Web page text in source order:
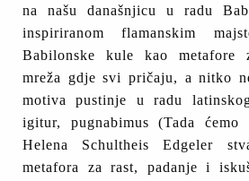
na našu današnjicu u radu
inspiriranom flamanskim
Babilonske kule kao metafore
mreža gdje svi pričaju, a nitko
motiva pustinje u radu
igitur, pugnabimus (Tada
Helena Schultheis Edgeler
metafora za rast, padanje i